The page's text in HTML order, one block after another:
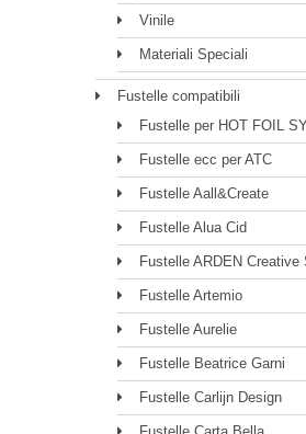
Vinile
Materiali Speciali
Fustelle compatibili
Fustelle per HOT FOIL
Fustelle ecc per ATC
Fustelle Aall&Create
Fustelle Alua Cid
Fustelle ARDEN Creative
Fustelle Artemio
Fustelle Aurelie
Fustelle Beatrice Garni
Fustelle Carlijn Design